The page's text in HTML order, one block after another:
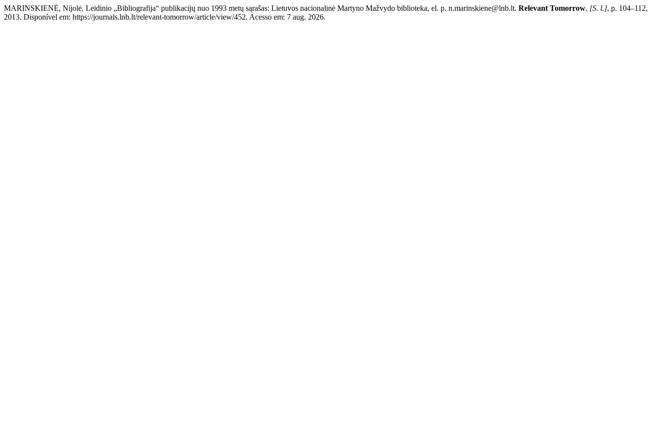
MARINSKIENĖ, Nijolė. Leidinio „Bibliografija“ publikacijų nuo 1993 metų sąrašas: Lietuvos nacionalinė Martyno Mažvydo biblioteka, el. p. n.marinskiene@lnb.lt. Relevant Tomorrow, [S. l.], p. 104–112,
2013. Disponível em: https://journals.lnb.lt/relevant-tomorrow/article/view/452. Acesso em: 7 aug. 2026.